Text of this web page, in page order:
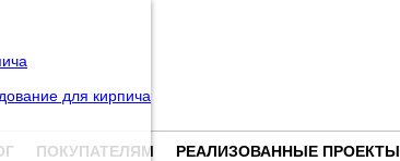
для кирпича
ПОКУПАТЕЛЯМ РЕАЛИЗОВАННЫЕ ПРОЕКТЫ